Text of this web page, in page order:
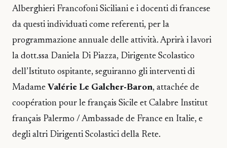
Alberghieri Francofoni Siciliani e i docenti di francese
da questi individuati come referenti, per la
programmazione annuale delle attività. Aprirà i lavori
la dott.ssa Daniela Di Piazza, Dirigente Scolastico
dell’Istituto ospitante, seguiranno gli interventi di
Madame Valérie Le Galcher-Baron, attachée de
coopération pour le français Sicile et Calabre Institut
français Palermo / Ambassade de France en Italie, e
degli altri Dirigenti Scolastici della Rete.